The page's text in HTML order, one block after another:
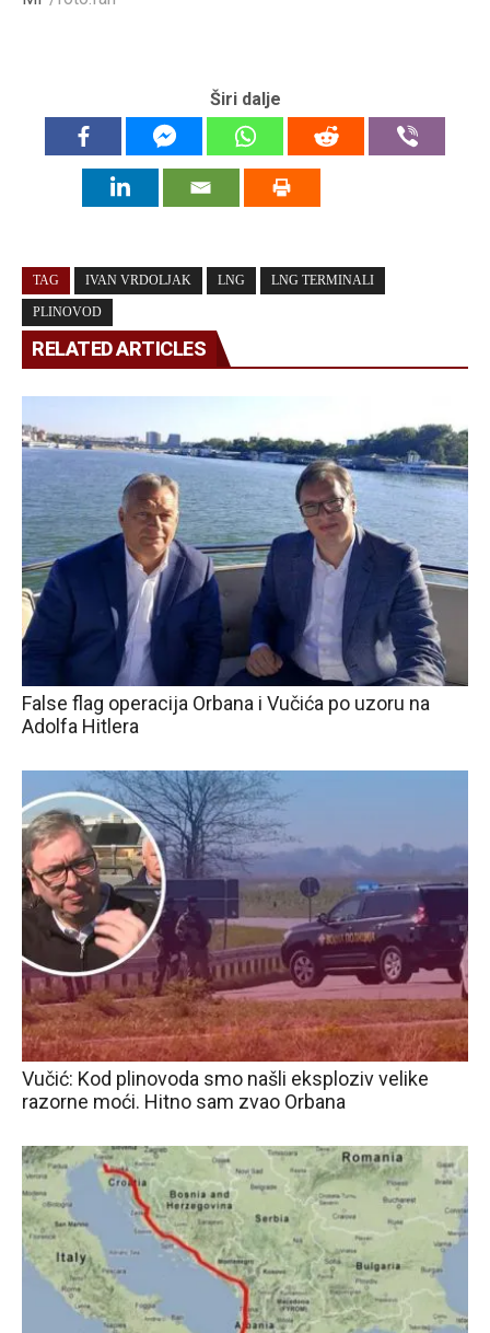
Širi dalje
TAG IVAN VRDOLJAK LNG LNG TERMINALI
PLINOVOD
RELATED ARTICLES
False flag operacija Orbana i Vučića po uzoru na
Adolfa Hitlera
Vučić: Kod plinovoda smo našli eksploziv velike
razorne moći. Hitno sam zvao Orbana